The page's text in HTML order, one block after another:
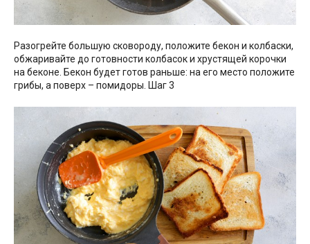
Разогрейте большую сковороду, положите бекон и колбаски,
обжаривайте до готовности колбасок и хрустящей корочки
на беконе. Бекон будет готов раньше: на его место положите
грибы, а поверх – помидоры. Шаг 3